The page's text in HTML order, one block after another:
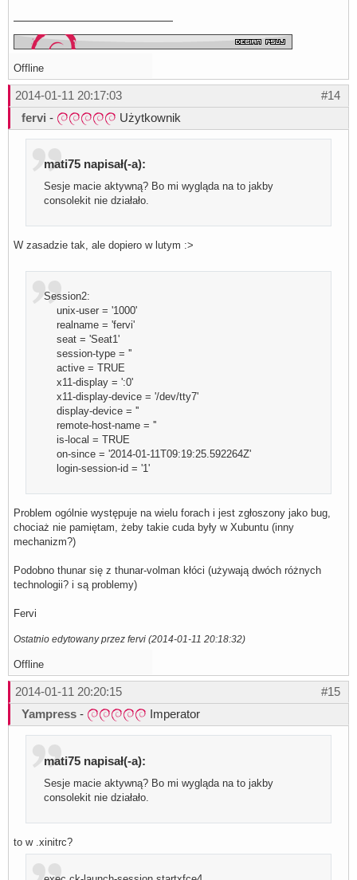
Offline
#14
2014-01-11 20:17:03
fervi - Użytkownik
mati75 napisał(-a):
Sesje macie aktywną? Bo mi wygląda na to jakby
consolekit nie działało.
W zasadzie tak, ale dopiero w lutym :>
Session2:
unix-user = '1000'
realname = 'fervi'
seat = 'Seat1'
session-type = ''
active = TRUE
x11-display = ':0'
x11-display-device = '/dev/tty7'
display-device = ''
remote-host-name = ''
is-local = TRUE
on-since = '2014-01-11T09:19:25.592264Z'
login-session-id = '1'
Problem ogólnie występuje na wielu forach i jest zgłoszony jako bug,
chociaż nie pamiętam, żeby takie cuda były w Xubuntu (inny
mechanizm?)
Podobno thunar się z thunar-volman kłóci (używają dwóch różnych
technologii? i są problemy)
Fervi
Ostatnio edytowany przez fervi (2014-01-11 20:18:32)
Offline
#15
2014-01-11 20:20:15
Yampress - Imperator
mati75 napisał(-a):
Sesje macie aktywną? Bo mi wygląda na to jakby
consolekit nie działało.
to w .xinitrc?